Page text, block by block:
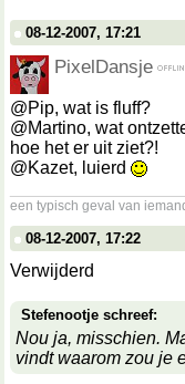
08-12-2007, 17:21
PixelDansje
@Pip, wat is fluff?
@Martino, wat
hoe het er uit ziet?!
@Kazet, luierd
een typisch geval van
08-12-2007, 17:22
Verwijderd
Stefenootje schreef:
Nou ja, misschien.
vindt waarom zou je